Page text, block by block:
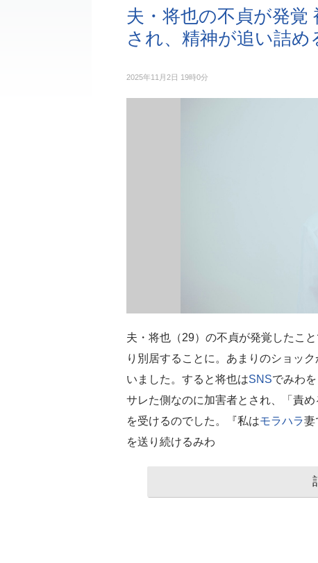
夫・将也の不貞が発覚
され、精神が追い詰め
2025年11月2日 19時0分
夫・将也（29）の不貞が発覚したこ
り別居することに。あまりのショッ
いました。すると将也はSNSでみわ
サレた側なのに加害者とされ、「責め
を受けるのでした。『私はモラハラ妻
を送り続けるみわ